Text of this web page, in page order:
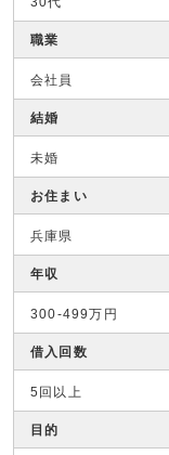
職業
会社員
結婚
未婚
お住まい
兵庫県
年収
300-499万円
借入回数
5回以上
目的